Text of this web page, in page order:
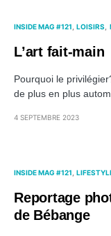
INSIDE MAG #121 LOISIRS
L’art fait-main
Pourquoi le
de plus en plus
4 SEPTEMBRE 2023
INSIDE MAG #121
Reportage
de Bébange